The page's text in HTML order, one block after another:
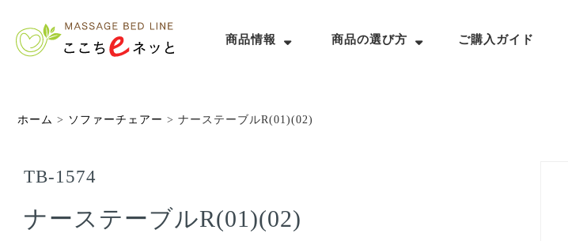
商品情報 商品の選び方 ご購入ガイド
ホーム > ソファーチェアー > ナーステーブルR(01)(02)
TB-1574
ナーステーブルR(01)(02)